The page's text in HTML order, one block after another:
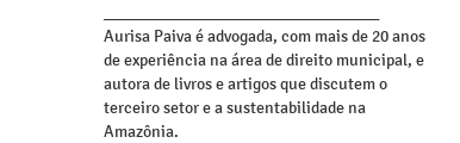
Aurisa Paiva é advogada, com mais de 20 anos
de experiência na área de direito municipal, e
autora de livros e artigos que discutem o
terceiro setor e a sustentabilidade na
Amazônia.